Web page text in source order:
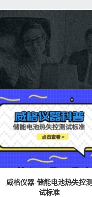
威格仪器-锂电池储能特性测
试方法